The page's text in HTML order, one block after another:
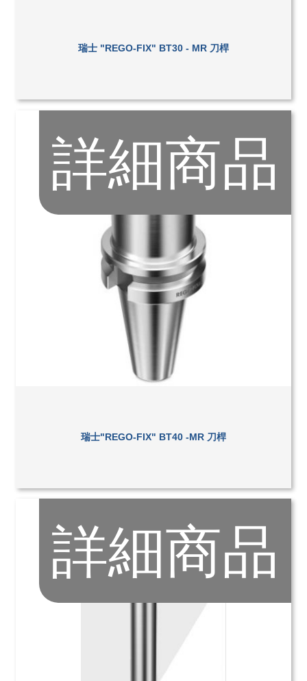
瑞士 "REGO-FIX" BT30 - MR 刀桿
詳細商品
瑞士"REGO-FIX" BT40 -MR 刀桿
詳細商品